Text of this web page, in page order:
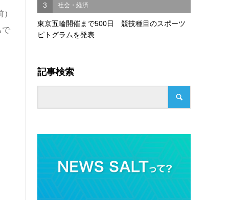
で
3 社会・経済
東京五輪開催まで500日 競技種目のスポーツ
ピトグラムを発表
記事検索